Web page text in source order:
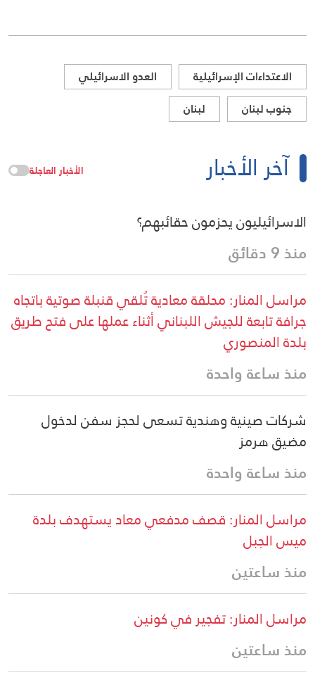
الاعتداءات الإسرائيلية
العدو الاسرائيلي
جنوب لبنان
لبنان
آخر الأخبار الأخبار العاجلة
الاسرائيليون يحزمون حقائبهم؟
منذ 9 دقائق
مراسل المنار: محلقة معادية تُلقي قنبلة صوتية باتجاه
جرافة تابعة للجيش اللبناني أثناء عملها على فتح طريق
بلدة المنصوري
منذ ساعة واحدة
شركات صينية وهندية تسعى لحجز سفن لدخول
مضيق هرمز
منذ ساعة واحدة
مراسل المنار: قصف مدفعي معاد يستهدف بلدة
ميس الجبل
منذ ساعتين
مراسل المنار: تفجير في كونين
منذ ساعتين